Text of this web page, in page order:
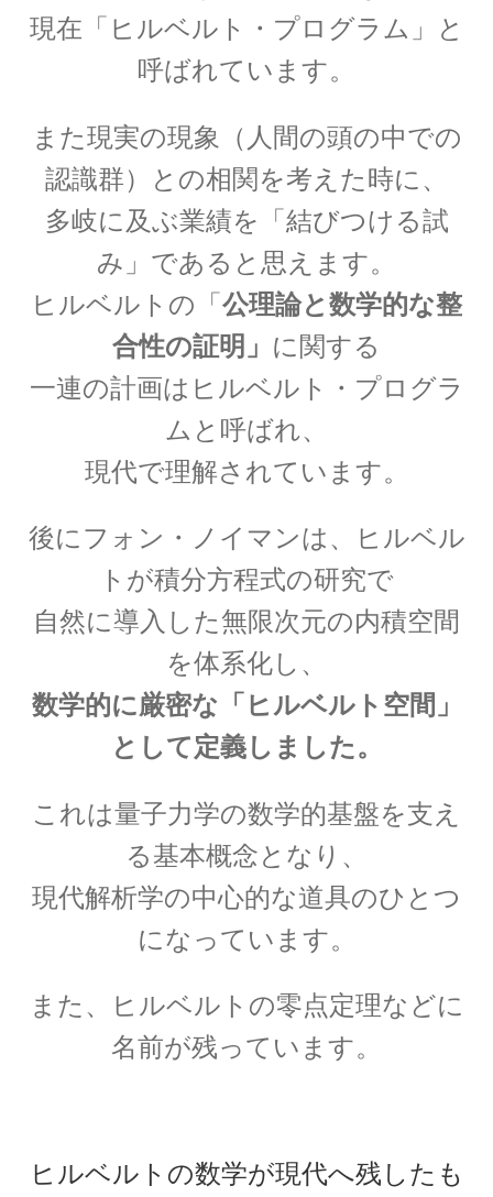
S・ナート・ボース
【インド独自の理解体系で学びボーズ粒子を定
式化】
W・C・レントゲン
【第一回のノーベル賞受賞者・電子の蛍光現象
を実用化】
W・C・ヴィーン
【黒体放射の研究やウィーンの法則
をもたらした物性研究の先駆者】
W・E・パウリ
【微細定数 1/137.036…｜新たな概念として排他
律とパリティーを発見】
量子計算機実用化の波_活用事例
お問い合わせ等もろもろ_他
す】
【明治時代の創設期に東京大学で若者を育てま
現在「ヒルベルト・プログラム」と
呼ばれています。
また現実の現象（人間の頭の中での
認識群）との相関を考えた時に、
多岐に及ぶ業績を「結びつける試
み」であると思えます。
ヒルベルトの「公理論と数学的な整
合性の証明」 に関する
一連の計画はヒルベルト・プログラ
ムと呼ばれ、
現代で理解されています。
後にフォン・ノイマンは、ヒルベル
トが積分方程式の研究で
自然に導入した無限次元の内積空間
を体系化し、
数学的に厳密な「ヒルベルト空間」
として定義しました。
これは量子力学の数学的基盤を支え
る基本概念となり、
現代解析学の中心的な道具のひとつ
になっています。
また、ヒルベルトの零点定理などに
名前が残っています。
ヒルベルトの数学が現代へ残したも